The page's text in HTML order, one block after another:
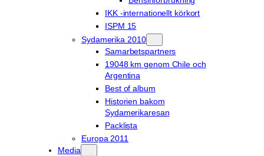
IKK -internationellt körkort
ISPM 15
Sydamerika 2010
Samarbetspartners
19048 km genom Chile och
Argentina
Best of album
Historien bakom
Sydamerikaresan
Packlista
Europa 2011
Media